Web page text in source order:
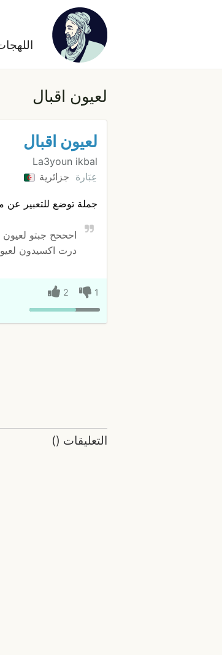
لعيون اقبال
لعيون اقبال
La3youn ikbal
عِبَارة جزائرية
جملة توضع للتعبير
احححح جبتو لعيون
درت اكسيدون
1
2
التعليقات (
)